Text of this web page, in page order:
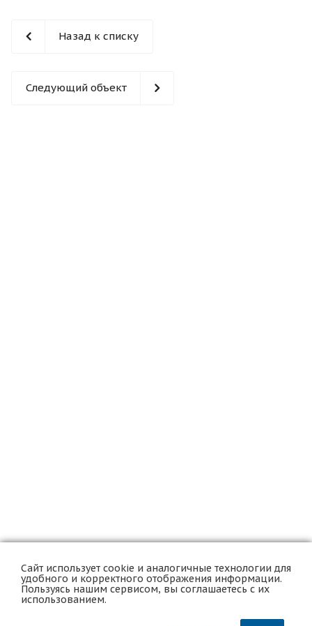
Назад к списку
Следующий объект
Компания
Сайт использует cookie и аналогичные технологии для
удобного и корректного отображения информации.
Пользуясь нашим сервисом, вы соглашаетесь с их
использованием.